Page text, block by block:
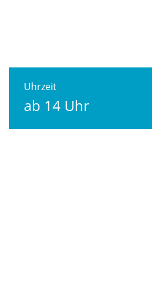
Uhrzeit
ab 14 Uhr